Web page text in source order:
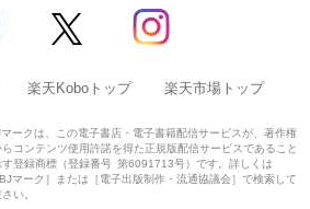
楽天Koboトップ 楽天市場トップ
ークは、この電子書店・電子書籍配信サービスが、著作権
らコンテンツ使用許諾を得た正規版配信サービスであること
す登録商標（登録番号 第6091713号）です。詳しくは
マーク］または［電子出版制作・流通協議会］で検索して
い。